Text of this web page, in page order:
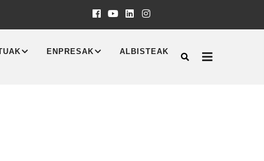
ENPRESAK ALBISTEAK